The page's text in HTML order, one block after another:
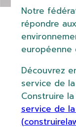
Notre
répondre
européenne
Découvrez
service de
Construire
­service de